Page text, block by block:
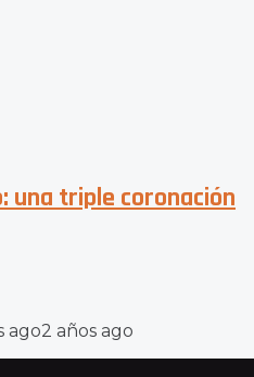
una triple coronación
ago2 años ago